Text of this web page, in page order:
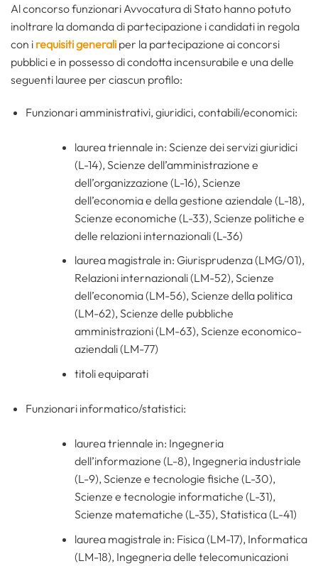
Al concorso funzionari Avvocatura di Stato hanno potuto
inoltrare la domanda di partecipazione i candidati in regola
con i requisiti generali per la partecipazione ai concorsi
pubblici e in possesso di condotta incensurabile e una delle
seguenti lauree per ciascun profilo:
Funzionari amministrativi, giuridici, contabili/economici:
laurea triennale in: Scienze dei servizi giuridici
(L-14), Scienze dell’amministrazione e
dell’organizzazione (L-16), Scienze
dell’economia e della gestione aziendale (L-18),
Scienze economiche (L-33), Scienze politiche e
delle relazioni internazionali (L-36)
laurea magistrale in: Giurisprudenza (LMG/01),
Relazioni internazionali (LM-52), Scienze
dell’economia (LM-56), Scienze della politica
(LM-62), Scienze delle pubbliche
amministrazioni (LM-63), Scienze economico-
aziendali (LM-77)
titoli equiparati
Funzionari informatico/statistici:
laurea triennale in: Ingegneria
dell’informazione (L-8), Ingegneria industriale
(L-9), Scienze e tecnologie fisiche (L-30),
Scienze e tecnologie informatiche (L-31),
Scienze matematiche (L-35), Statistica (L-41)
laurea magistrale in: Fisica (LM-17), Informatica
(LM-18), Ingegneria delle telecomunicazioni